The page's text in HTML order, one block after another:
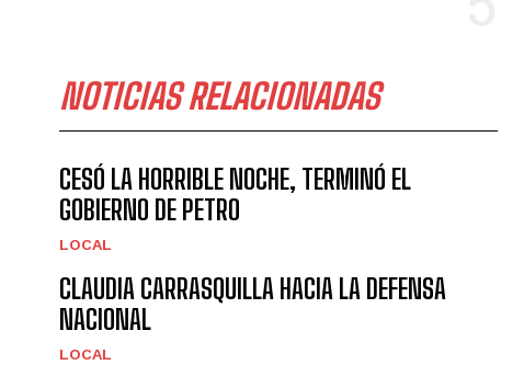
NOTICIAS RELACIONADAS
CESÓ LA HORRIBLE NOCHE, TERMINÓ EL
GOBIERNO DE PETRO
LOCAL
CLAUDIA CARRASQUILLA HACIA LA DEFENSA
NACIONAL
LOCAL